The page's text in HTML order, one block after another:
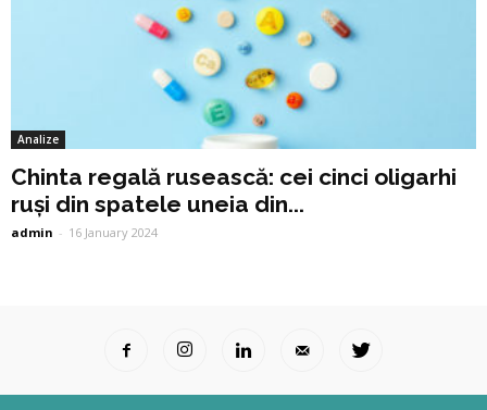
Analize
Chinta regală rusească: cei cinci oligarhi
ruși din spatele uneia din...
admin - 16 January 2024